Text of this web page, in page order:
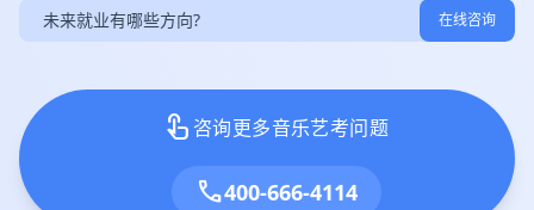
未来就业有哪些方向? 在线咨询
touch_app 咨询更多音乐艺考问题
call400-666-4114